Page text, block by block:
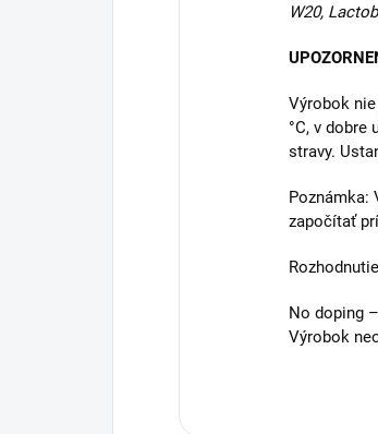
W20,
Výrobok
°C, v
stravy.
Poznámka:
započítať
No doping
Výrobok